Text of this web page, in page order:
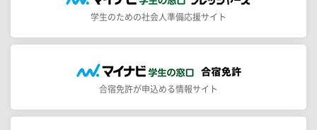
学生のための社会人準備応援サイト
合宿免許が申込める情報サイト